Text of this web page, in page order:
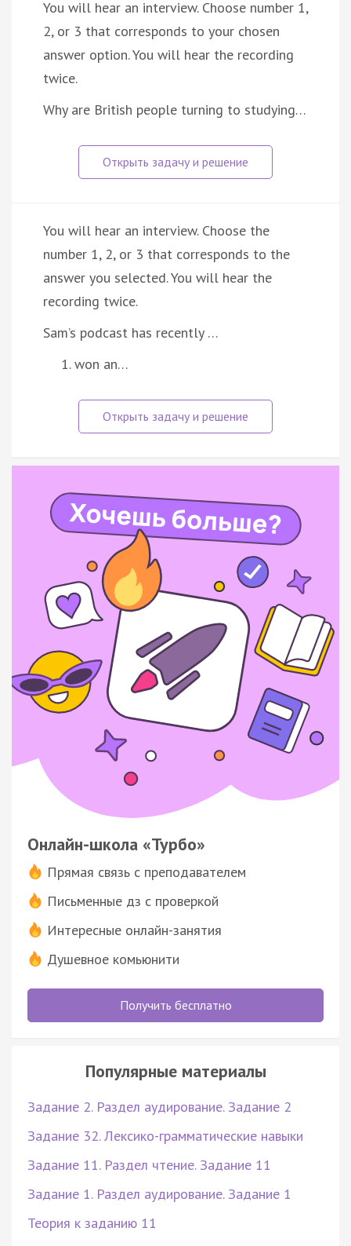
You will hear an interview. Choose number 1,
2, or 3 that corresponds to your chosen
answer option. You will hear the recording
twice.
Why are British people turning to studying…
You will hear an interview. Choose the
number 1, 2, or 3 that corresponds to the
answer you selected. You will hear the
recording twice.
Sam’s podcast has recently …
won an…
Онлайн-школа «Турбо»
Прямая связь с преподавателем
Письменные дз с проверкой
Интересные онлайн-занятия
Душевное комьюнити
Получить бесплатно
Популярные материалы
Задание 2. Раздел аудирование. Задание 2
Задание 32. Лексико-грамматические навыки
Задание 11. Раздел чтение. Задание 11
Задание 1. Раздел аудирование. Задание 1
Теория к заданию 11